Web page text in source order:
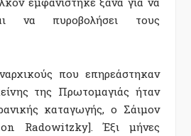
να πυροβολήσει τους
που επηρεάστηκαν
της Πρωτομαγιάς ήταν
καταγωγής, ο Σάιμον
Radowitzky]. Έξι μήνες